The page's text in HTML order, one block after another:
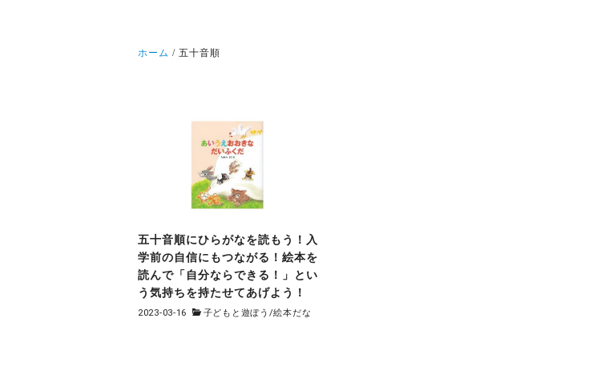
ホーム 五十音順
五十音順にひらがなを読もう！入
学前の自信にもつながる！絵本を
読んで「自分ならできる！」とい
う気持ちを持たせてあげよう！
2023-03-16 子どもと遊ぼう /絵本だな